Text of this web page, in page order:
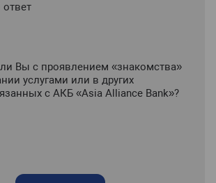
Вы с проявлением «знакомства»
услугами или в других
с АКБ «Asia Alliance Bank»?